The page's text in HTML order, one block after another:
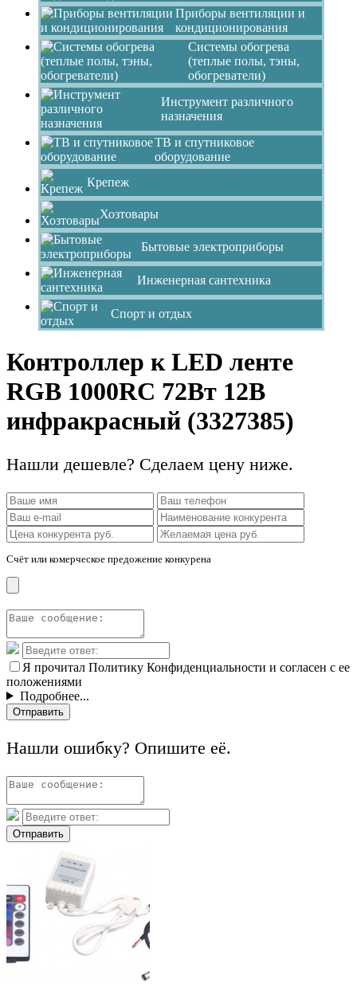
Приборы вентиляции и
кондиционирования
Системы обогрева
(теплые полы, тэны,
обогреватели)
Инструмент различного
назначения
ТВ и спутниковое
оборудование
Крепеж
Хозтовары
Бытовые электроприборы
Инженерная сантехника
Спорт и отдых
Контроллер к LED ленте
RGB 1000RC 72Вт 12В
инфракрасный (3327385)
Нашли дешевле? Сделаем цену ниже.
Счёт или комерческое предожение конкурена
Я прочитал Политику Конфиденциальности и согласен с ее
положениями
Подробнее...
Отправить
Нашли ошибку? Опишите её.
Отправить